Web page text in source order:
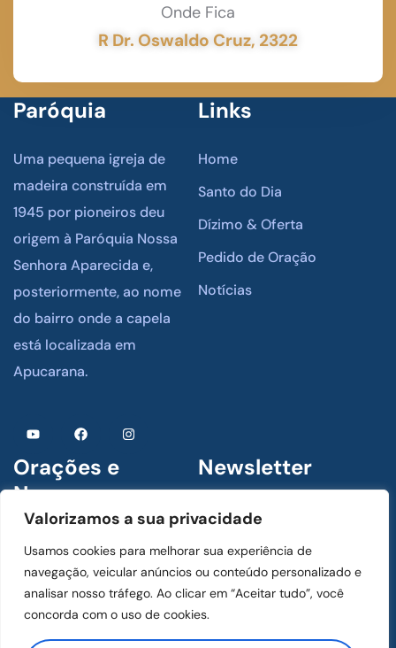
Valorizamos a sua privacidade
Usamos cookies para melhorar sua experiência de
navegação, veicular anúncios ou conteúdo personalizado e
analisar nosso tráfego. Ao clicar em “Aceitar tudo”, você
concorda com o uso de cookies.
Onde Fica
R Dr. Oswaldo Cruz, 2322
Paróquia
Uma pequena igreja de
madeira construída em
1945 por pioneiros deu
origem à Paróquia Nossa
Senhora Aparecida e,
posteriormente, ao nome
do bairro onde a capela
está localizada em
Apucarana.
Links
Home
Santo do Dia
Dízimo & Oferta
Pedido de Oração
Notícias
Orações e
Novenas
1 De Julho De 2024
Menino Jesus de Praga
Newsletter
Assine para receber
novidades